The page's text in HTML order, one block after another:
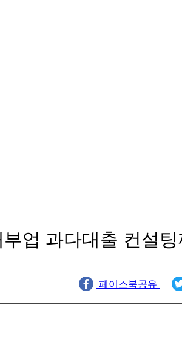
부업 과다대출 컨설
페이스북공유